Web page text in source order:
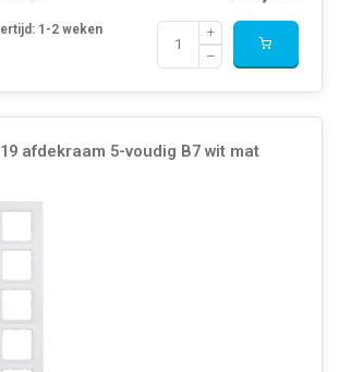
1-2 weken
afdekraam 5-voudig B7 wit mat